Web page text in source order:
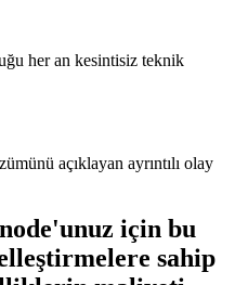
her an kesintisiz teknik
açıklayan ayrıntılı olay
için bu
sahip